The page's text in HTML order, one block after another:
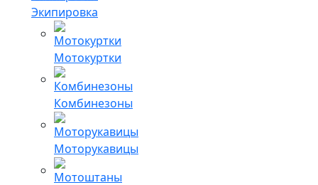
Экипировка
Мотокуртки
Комбинезоны
Моторукавицы